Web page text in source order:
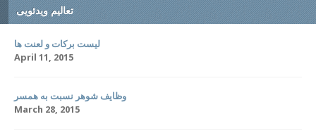
تعالیم ویدئویی
لیست برکات و لعنت ها
April 11, 2015
وظایف شوهر نسبت به همسر
March 28, 2015